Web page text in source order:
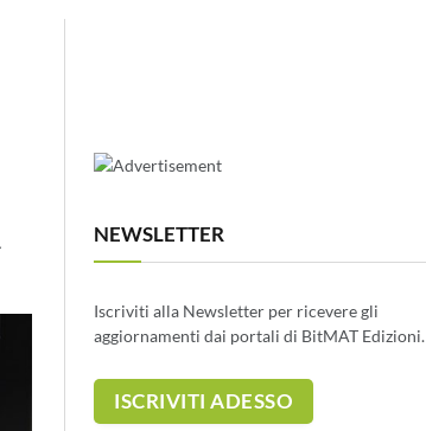
NEWSLETTER
Iscriviti alla Newsletter per ricevere gli
aggiornamenti dai portali di BitMAT Edizioni.